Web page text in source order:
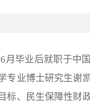
毕业后就职于中
专业博士研究生谢
标、民生保障性财